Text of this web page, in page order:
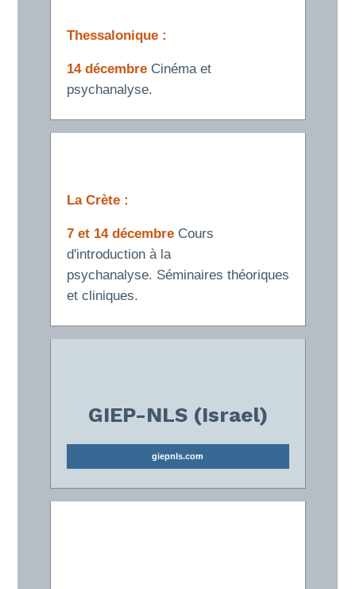
Thessalonique :
14 décembre Cinéma et
psychanalyse.
La Crète :
7 et 14 décembre Cours
d'introduction à la
psychanalyse. Séminaires théoriques
et cliniques.
GIEP-NLS (Israel)
giepnls.com